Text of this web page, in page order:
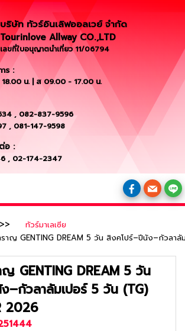
บริษัท ทัวร์อินเลิฟออลเวย์ จำกัด
Tourinlove Allway CO.,LTD
เลขที่ใบอนุญาตนำเที่ยว 11/06794
ร :
น. | ส 09.00 - 17.00 น.
, 082-837-9596
, 081-147-9598
อ :
, 02-174-2347
ทัวร์มาเลเซีย
ราญ GENTING DREAM 5 วัน สิงคโปร์–ปีนัง–กัวลา
ญ GENTING DREAM 5 วัน
–กัวลาลัมเปอร์ 5 วัน (TG)
2026